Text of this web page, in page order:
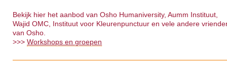
Bekijk hier het aanbod van Osho Humaniversity, Aumm Instituut,
Wajid OMC, Instituut voor Kleurenpunctuur en vele andere
van Osho.
>>>Workshops en groepen